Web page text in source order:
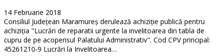
14 Februarie 2018
Consiliul Județean Maramureș derulează achiziție publică pentru
achiziţia "Lucrări de reparatii urgente la invelitoarea din tabla de
cupru de pe acoperisul Palatului Administrativ". Cod CPV principal:
45261210‐9 Lucrări la Invelitoarea…